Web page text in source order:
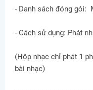
- Danh sách đóng gói:
- Cách sử dụng: Phát
(Hộp nhạc chỉ phát 1
bài nhạc)